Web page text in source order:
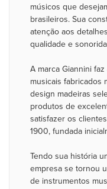
músicos que
brasileiros. Sua
atenção aos
qualidade e
A marca Giannini
musicais fabricados
design madeiras
produtos de
satisfazer os
1900, fundada
Tendo sua história
empresa se tornou
de instrumentos